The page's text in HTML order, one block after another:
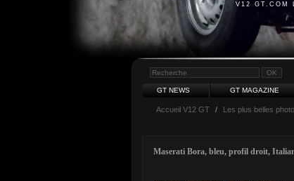
V12 GT.COM
GT NEWS GT MAGAZINE
Accueil V12 GT / Les plus belles
Maserati Bora, bleu, profil droit,